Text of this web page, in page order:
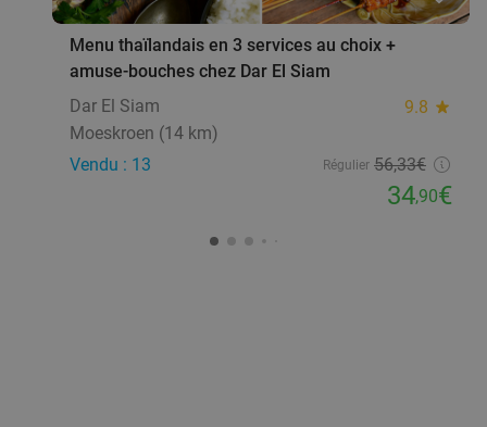
Menu thaïlandais en 3 services au choix +
amuse-bouches chez Dar El Siam
Dar El Siam
9.8 star
Moeskroen (14 km)
Vendu : 13
Régulier 56,33€
34,90€